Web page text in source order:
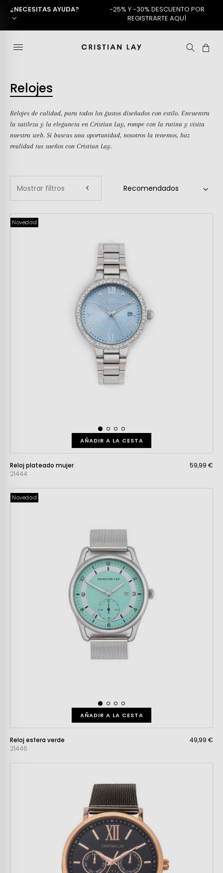
¿NECESITAS AYUDA?
-25% Y -30% DESCUENTO POR
REGISTRARTE AQUÍ
Relojes
Relojes de calidad, para todos los gustos diseñados con estilo. Encuentra
la sutileza y la elegancia en Cristian Lay, rompe con la rutina y visita
nuestra web. Si buscas una oportunidad, nosotros la tenemos, haz
realidad tus sueños con Cristian Lay.
Mostrar filtros
Novedad
AÑADIR A LA CESTA
Reloj plateado mujer
21444
59,99 €
Novedad
AÑADIR A LA CESTA
Reloj esfera verde
21446
49,99 €